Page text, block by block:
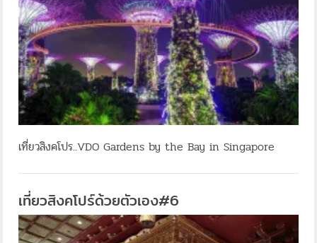
เที่ยวสิงคโปร..VDO Gardens by the Bay in Singapore
เที่ยวสิงคโปร์ด้วยตัวเอง#6